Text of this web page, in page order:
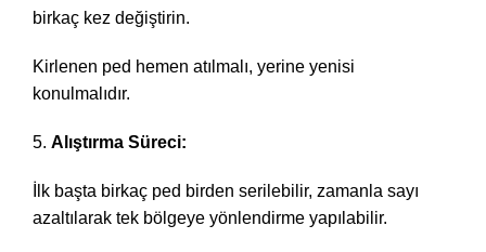
birkaç kez değiştirin.
Kirlenen ped hemen atılmalı, yerine yenisi
konulmalıdır.
Alıştırma Süreci:
İlk başta birkaç ped birden serilebilir, zamanla sayı
azaltılarak tek bölgeye yönlendirme yapılabilir.